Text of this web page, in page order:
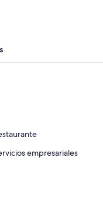
empresariales